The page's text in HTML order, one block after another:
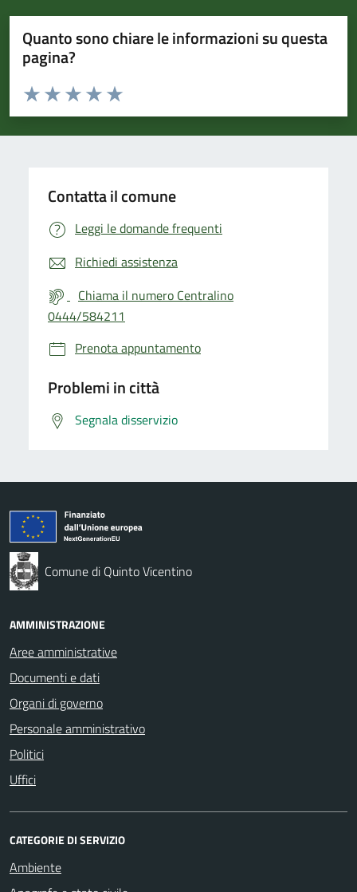
Quanto sono chiare le informazioni su questa
pagina?
Valuta da 1 a 5 stelle la pagina
Valuta 5 stelle su 5
Valuta 4 stelle su 5
Valuta 3 stelle su 5
Valuta 2 stelle su 5
Valuta 1 stelle su 5
Contatta il comune
Leggi le domande frequenti
Richiedi assistenza
Chiama il numero Centralino
0444/584211
Prenota appuntamento
Problemi in città
Segnala disservizio
Comune di Quinto Vicentino
AMMINISTRAZIONE
Aree amministrative
Documenti e dati
Organi di governo
Personale amministrativo
Politici
Uffici
CATEGORIE DI SERVIZIO
Ambiente